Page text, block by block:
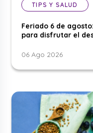
TIPS Y SALUD
Feriado 6 de
para disfrutar el
06 Ago 2026